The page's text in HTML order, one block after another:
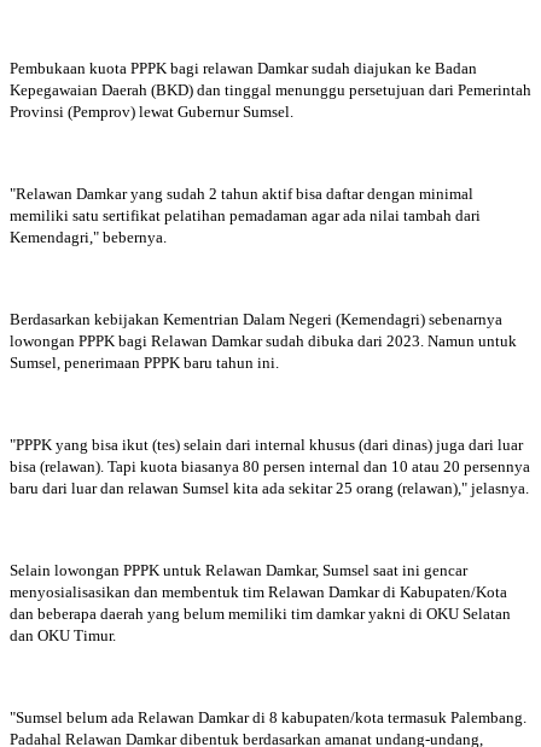
Pembukaan kuota PPPK bagi relawan Damkar sudah diajukan ke Badan
Kepegawaian Daerah (BKD) dan tinggal menunggu persetujuan dari Pemerintah
Provinsi (Pemprov) lewat Gubernur Sumsel.
"Relawan Damkar yang sudah 2 tahun aktif bisa daftar dengan minimal
memiliki satu sertifikat pelatihan pemadaman agar ada nilai tambah dari
Kemendagri," bebernya.
Berdasarkan kebijakan Kementrian Dalam Negeri (Kemendagri) sebenarnya
lowongan PPPK bagi Relawan Damkar sudah dibuka dari 2023. Namun untuk
Sumsel, penerimaan PPPK baru tahun ini.
"PPPK yang bisa ikut (tes) selain dari internal khusus (dari dinas) juga dari luar
bisa (relawan). Tapi kuota biasanya 80 persen internal dan 10 atau 20 persennya
baru dari luar dan relawan Sumsel kita ada sekitar 25 orang (relawan)," jelasnya.
Selain lowongan PPPK untuk Relawan Damkar, Sumsel saat ini gencar
menyosialisasikan dan membentuk tim Relawan Damkar di Kabupaten/Kota
dan beberapa daerah yang belum memiliki tim damkar yakni di OKU Selatan
dan OKU Timur.
"Sumsel belum ada Relawan Damkar di 8 kabupaten/kota termasuk Palembang.
Padahal Relawan Damkar dibentuk berdasarkan amanat undang-undang,